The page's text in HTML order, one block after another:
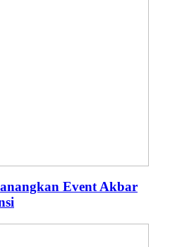
Event Akbar